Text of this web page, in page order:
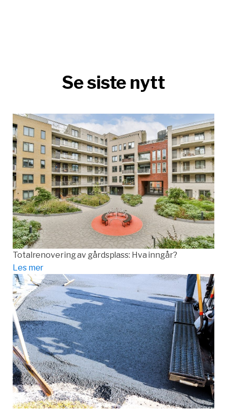
Se siste nytt
Totalrenovering av gårdsplass: Hva inngår?
Les mer